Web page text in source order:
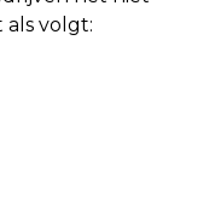
volgt: